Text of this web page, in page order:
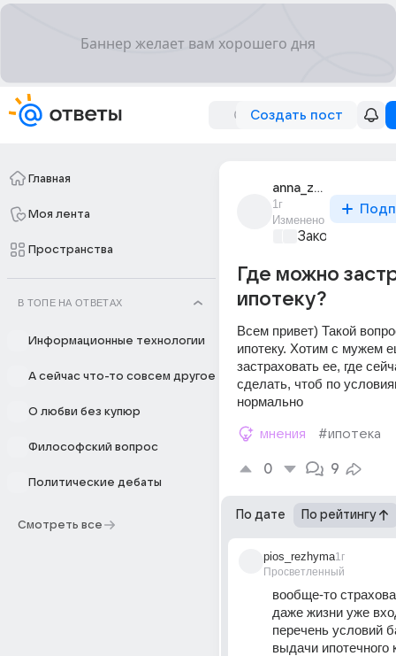
Создать пост
Главная
Моя лента
Пространства
В ТОПЕ НА ОТВЕТАХ
Информационные технологии
А сейчас что-то совсем другое
О любви без купюр
Философский вопрос
Политические дебаты
Смотреть все
anna_zalevskaia_85
1г
Изменено
Закон и
Где можно
ипотеку?
Всем привет) Такой
ипотеку. Хотим с мужем
застраховать ее, где
сделать, чтоб по
нормально
мнения #ипотека
0 9
По дате По рейтингу
pios_rezhyma
Просветленный
1г
вообще-то
даже жизни уже
перечень условий
выдачи ипотечного